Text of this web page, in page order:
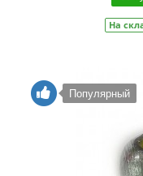
На
Популярный